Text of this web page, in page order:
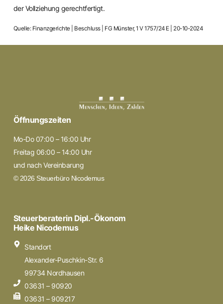
der Vollziehung gerechtfertigt.
Quelle: Finanzgerichte | Beschluss | FG Münster, 1 V 1757/24 E | 20-10-2024
Öffnungszeiten
Mo-Do 07:00 – 16:00 Uhr
Freitag 06:00 – 14:00 Uhr
und nach Vereinbarung
© 2026 Steuerbüro Nicodemus
Steuerberaterin Dipl.-Ökonom
Heike Nicodemus
Standort
Alexander-Puschkin-Str. 6
99734 Nordhausen
03631 – 90920
03631 – 909217